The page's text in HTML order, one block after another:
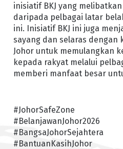
inisiatif BKJ yang
daripada pelbagai latar
ini. Inisiatif BKJ ini juga
sayang dan selaras dengan
Johor untuk memulangkan
kepada rakyat melalui
memberi manfaat besar
#JohorSafeZone
#BelanjawanJohor2026
#BangsaJohorSejahtera
#BantuanKasihJohor